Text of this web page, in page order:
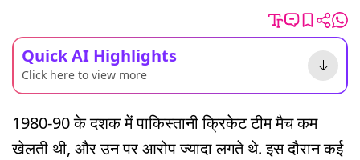
Quick AI Highlights
Click here to view more
1980-90 के दशक में पाकिस्तानी क्रिकेट टीम मैच कम
खेलती थी, और उन पर आरोप ज्यादा लगते थे. इस दौरान कई